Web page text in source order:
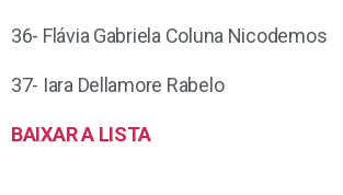
36- Flávia Gabriela Coluna Nicodemos
37- Iara Dellamore Rabelo
BAIXAR A LISTA